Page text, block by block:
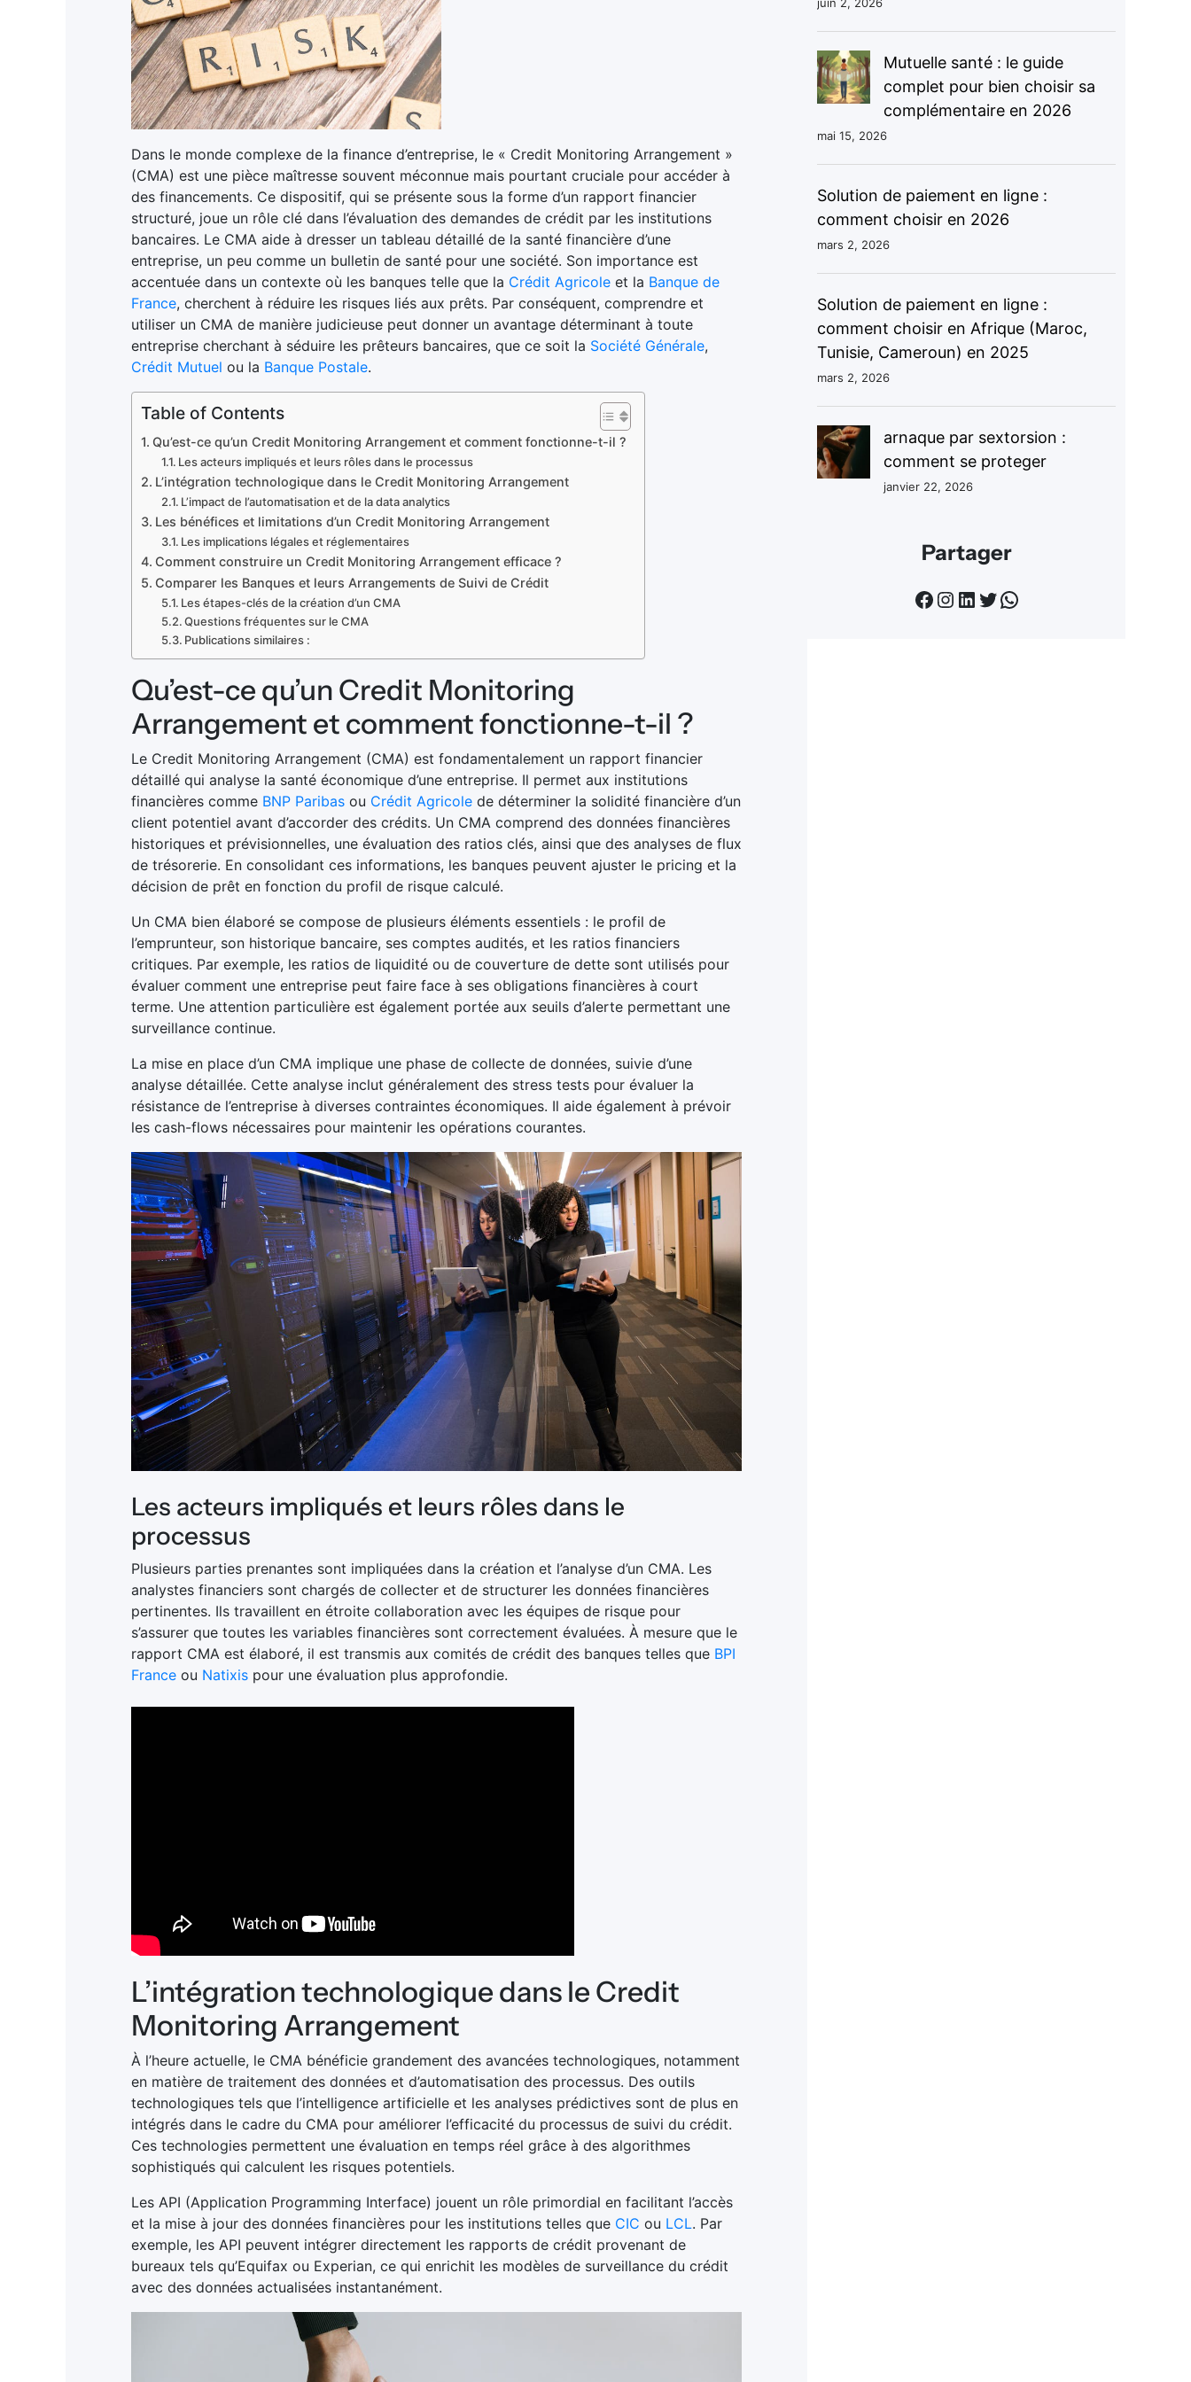
Dans le monde complexe de la finance d’entreprise, le « Credit Monitoring Arrangement »
(CMA) est une pièce maîtresse souvent méconnue mais pourtant cruciale pour accéder à
des financements. Ce dispositif, qui se présente sous la forme d’un rapport financier
structuré, joue un rôle clé dans l’évaluation des demandes de crédit par les institutions
bancaires. Le CMA aide à dresser un tableau détaillé de la santé financière d’une
entreprise, un peu comme un bulletin de santé pour une société. Son importance est
accentuée dans un contexte où les banques telle que la Crédit Agricoleet la Banque de
France, cherchent à réduire les risques liés aux prêts. Par conséquent, comprendre et
utiliser un CMA de manière judicieuse peut donner un avantage déterminant à toute
entreprise cherchant à séduire les prêteurs bancaires, que ce soit la Société Générale,
Crédit Mutuel ou la Banque Postale.
Table of Contents
Qu’est-ce qu’un Credit Monitoring Arrangement et comment fonctionne-t-il ?
Les acteurs impliqués et leurs rôles dans le processus
L’intégration technologique dans le Credit Monitoring Arrangement
L’impact de l’automatisation et de la data analytics
Les bénéfices et limitations d’un Credit Monitoring Arrangement
Les implications légales et réglementaires
Comment construire un Credit Monitoring Arrangement efficace ?
Comparer les Banques et leurs Arrangements de Suivi de Crédit
Les étapes-clés de la création d’un CMA
Questions fréquentes sur le CMA
Publications similaires :
Qu’est-ce qu’un Credit Monitoring
Arrangement et comment fonctionne-t-il ?
Le Credit Monitoring Arrangement (CMA) est fondamentalement un rapport financier
détaillé qui analyse la santé économique d’une entreprise. Il permet aux institutions
financières comme BNP Paribasou Crédit Agricolede déterminer la solidité financière d’un
client potentiel avant d’accorder des crédits. Un CMA comprend des données financières
historiques et prévisionnelles, une évaluation des ratios clés, ainsi que des analyses de flux
de trésorerie. En consolidant ces informations, les banques peuvent ajuster le pricing et la
décision de prêt en fonction du profil de risque calculé.
Un CMA bien élaboré se compose de plusieurs éléments essentiels : le profil de
l’emprunteur, son historique bancaire, ses comptes audités, et les ratios financiers
critiques. Par exemple, les ratios de liquidité ou de couverture de dette sont utilisés pour
évaluer comment une entreprise peut faire face à ses obligations financières à court
terme. Une attention particulière est également portée aux seuils d’alerte permettant une
surveillance continue.
La mise en place d’un CMA implique une phase de collecte de données, suivie d’une
analyse détaillée. Cette analyse inclut généralement des stress tests pour évaluer la
résistance de l’entreprise à diverses contraintes économiques. Il aide également à prévoir
les cash-flows nécessaires pour maintenir les opérations courantes.
Les acteurs impliqués et leurs rôles dans le
processus
Plusieurs parties prenantes sont impliquées dans la création et l’analyse d’un CMA. Les
analystes financiers sont chargés de collecter et de structurer les données financières
pertinentes. Ils travaillent en étroite collaboration avec les équipes de risque pour
s’assurer que toutes les variables financières sont correctement évaluées. À mesure que le
rapport CMA est élaboré, il est transmis aux comités de crédit des banques telles que BPI
Franceou Natixispour une évaluation plus approfondie.
L’intégration technologique dans le Credit
Monitoring Arrangement
À l’heure actuelle, le CMA bénéficie grandement des avancées technologiques, notamment
en matière de traitement des données et d’automatisation des processus. Des outils
technologiques tels que l’intelligence artificielle et les analyses prédictives sont de plus en
intégrés dans le cadre du CMA pour améliorer l’efficacité du processus de suivi du crédit.
Ces technologies permettent une évaluation en temps réel grâce à des algorithmes
sophistiqués qui calculent les risques potentiels.
Les API (Application Programming Interface) jouent un rôle primordial en facilitant l’accès
et la mise à jour des données financières pour les institutions telles que CIC ou LCL. Par
exemple, les API peuvent intégrer directement les rapports de crédit provenant de
bureaux tels qu’Equifax ou Experian, ce qui enrichit les modèles de surveillance du crédit
avec des données actualisées instantanément.
r
Mutuelle santé : le guide
complet pour bien choisir sa
complémentaire en 2026
mai 15, 2026
Solution de paiement en ligne :
comment choisir en 2026
mars 2, 2026
Solution de paiement en ligne :
comment choisir en Afrique (Maroc,
Tunisie, Cameroun) en 2025
mars 2, 2026
arnaque par sextorsion :
comment se proteger
janvier 22, 2026
Partager
Facebook Instagram LinkedIn Twitter WhatsApp